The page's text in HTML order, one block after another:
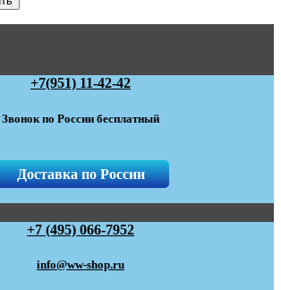
+7(951) 11-42-42
Звонок по России бесплатный
Доставка по России
+7 (495) 066-7952
info@ww-shop.ru